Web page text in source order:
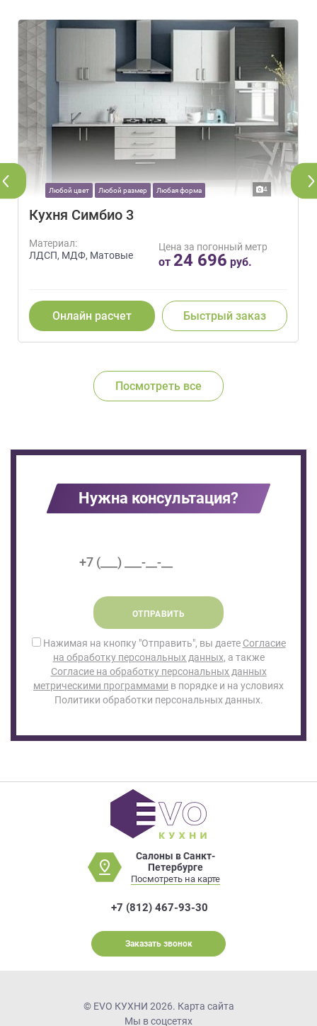
Любой цвет Любой размер Любая форма 4
Кухня Симбио 3
Материал:
ЛДСП, МДФ, Матовые
Цена за погонный метр
от 24 696 руб.
Онлайн расчет Быстрый заказ
Посмотреть все
Нужна консультация?
ОТПРАВИТЬ
Нажимая на кнопку "Отправить", вы даете Согласие
на обработку персональных данных, а также
Согласие на обработку персональных данных
метрическими программами в порядке и на условиях
Политики обработки персональных данных.
Салоны в Санкт-
Петербурге
Посмотреть на карте
+7 (812) 467-93-30
Заказать звонок
© EVO КУХНИ 2026. Карта сайта
Мы в соцсетях